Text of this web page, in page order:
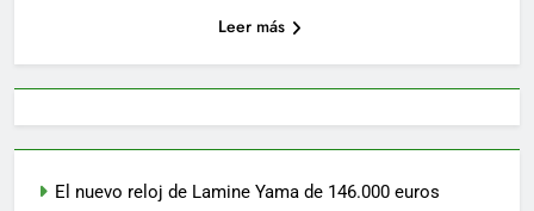
Leer más
El nuevo reloj de Lamine Yama de 146.000 euros